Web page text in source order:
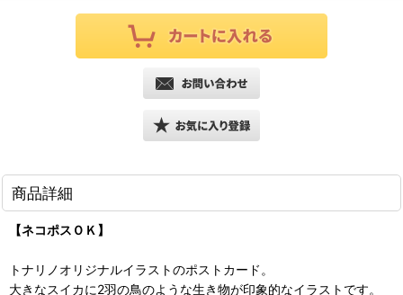
商品詳細
【ネコポスＯＫ】
トナリノオリジナルイラストのポストカード。
大きなスイカに2羽の鳥のような生き物が印象的なイラストです。